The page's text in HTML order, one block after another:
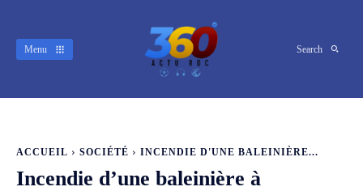
Menu Search
ACCUEIL SOCIÉTÉ INCENDIE D'UNE BALEINIÈRE...
Incendie d’une baleinière à